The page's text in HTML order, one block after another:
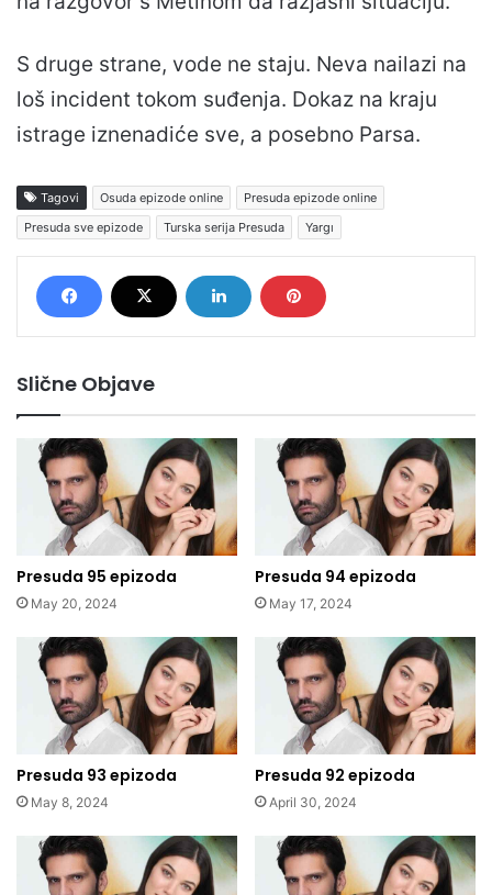
S druge strane, vode ne staju. Neva nailazi na
loš incident tokom suđenja. Dokaz na kraju
istrage iznenadiće sve, a posebno Parsa.
Tagovi Osuda epizode online
Presuda epizode online
Presuda sve epizode
Turska serija Presuda Yargı
Slične Objave
Presuda 95 epizoda
May 20, 2024
Presuda 94 epizoda
May 17, 2024
Presuda 93 epizoda
May 8, 2024
Presuda 92 epizoda
April 30, 2024